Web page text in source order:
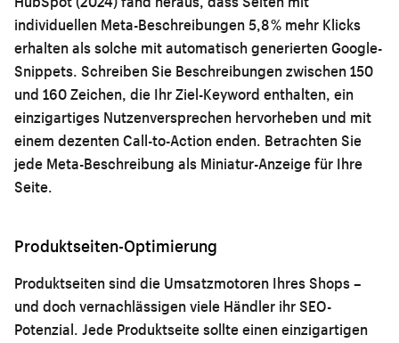
individuellen Meta-Beschreibungen 5,8 % mehr Klicks
erhalten als solche mit automatisch generierten Google-
Snippets. Schreiben Sie Beschreibungen zwischen 150
und 160 Zeichen, die Ihr Ziel-Keyword enthalten, ein
einzigartiges Nutzenversprechen hervorheben und mit
einem dezenten Call-to-Action enden. Betrachten Sie
jede Meta-Beschreibung als Miniatur-Anzeige für Ihre
Seite.
Produktseiten-Optimierung
Produktseiten sind die Umsatzmotoren Ihres Shops –
und doch vernachlässigen viele Händler ihr SEO-
Potenzial. Jede Produktseite sollte einen einzigartigen